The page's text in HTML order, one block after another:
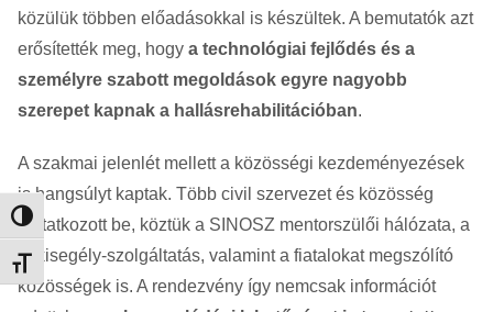
Nagy kontraszt váltása
Betűméret váltása
közülük többen előadásokkal is készültek. A bemutatók azt
erősítették meg, hogy a technológiai fejlődés és a
személyre szabott megoldások egyre nagyobb
szerepet kapnak a hallásrehabilitációban.
A szakmai jelenlét mellett a közösségi kezdeményezések
is hangsúlyt kaptak. Több civil szervezet és közösség
mutatkozott be, köztük a SINOSZ mentorszülői hálózata, a
lelkisegély-szolgáltatás, valamint a fiatalokat megszólító
közösségek is. A rendezvény így nemcsak információt